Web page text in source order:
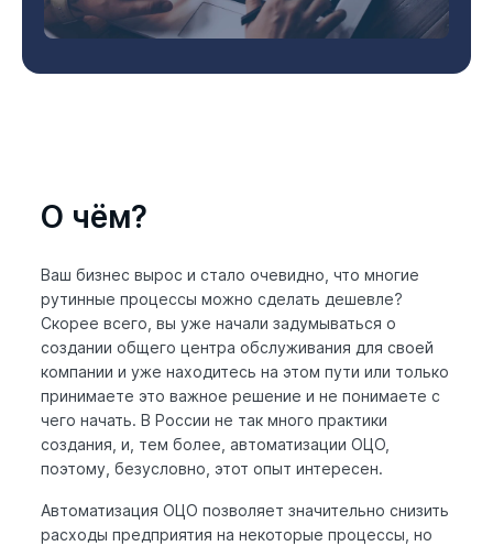
О чём?
Ваш бизнес вырос и стало очевидно, что многие
рутинные процессы можно сделать дешевле?
Скорее всего, вы уже начали задумываться о
создании общего центра обслуживания для своей
компании и уже находитесь на этом пути или только
принимаете это важное решение и не понимаете с
чего начать. В России не так много практики
создания, и, тем более, автоматизации ОЦО,
поэтому, безусловно, этот опыт интересен.
Автоматизация ОЦО позволяет значительно снизить
расходы предприятия на некоторые процессы, но